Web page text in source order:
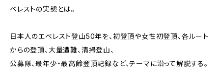
ベレストの実態とは――。
日本人のエベレスト登山50年を、初登頂や女性初登頂、各ルート
からの登頂、大量遭難、清掃登山、
公募隊、最年少・最高齢登頂記録など、テーマに沿って解説する。